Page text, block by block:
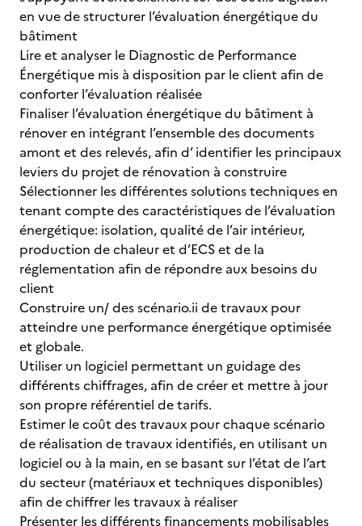
en vue de structurer l’évaluation énergétique du
bâtiment
Lire et analyser le Diagnostic de Performance
Énergétique mis à disposition par le client afin de
conforter l’évaluation réalisée
Finaliser l’évaluation énergétique du bâtiment à
rénover en intégrant l’ensemble des documents
amont et des relevés, afin d’ identifier les principaux
leviers du projet de rénovation à construire
Sélectionner les différentes solutions techniques en
tenant compte des caractéristiques de l’évaluation
énergétique: isolation, qualité de l’air intérieur,
production de chaleur et d’ECS et de la
réglementation afin de répondre aux besoins du
client
Construire un/ des scénario.ii de travaux pour
atteindre une performance énergétique optimisée
et globale.
Utiliser un logiciel permettant un guidage des
différents chiffrages, afin de créer et mettre à jour
son propre référentiel de tarifs.
Estimer le coût des travaux pour chaque scénario
de réalisation de travaux identifiés, en utilisant un
logiciel ou à la main, en se basant sur l’état de l’art
du secteur (matériaux et techniques disponibles)
afin de chiffrer les travaux à réaliser
Présenter les différents financements mobilisables